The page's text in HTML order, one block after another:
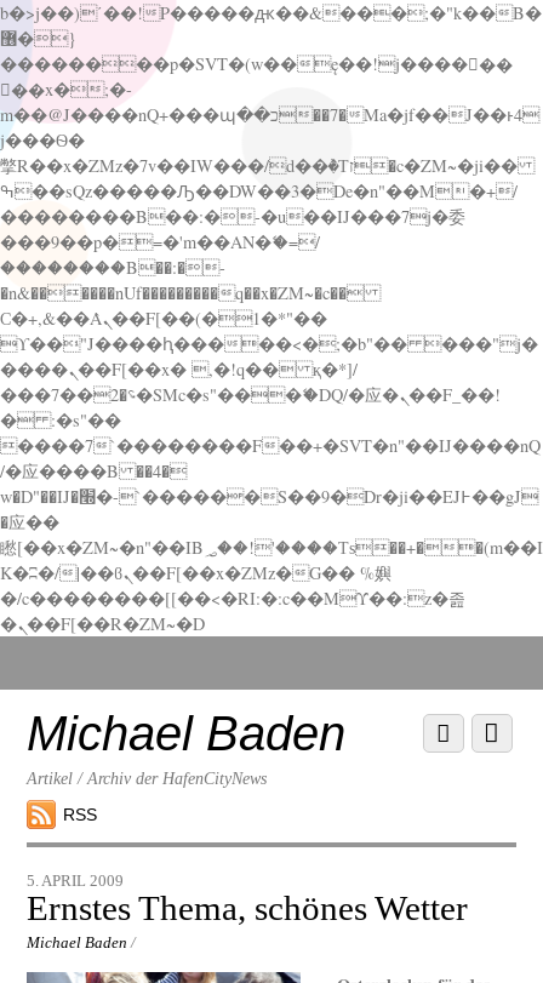
b�>j��)΄��!P�����ԫ��&���;�"k��B�
޶�}
��������p�SVT�(w��ę��!j������
��x�;�-
m��@J����nQ+���պ��כ��7�Ma�jf��J��ͱ4
j���Ѳ�
撆R��x�ZMz�7v��IW���/d��ٞ�Тז�c�ZM~�ji��
ߒ��sQz�����Ԡ��DW��3�De�n"��M�+/
��������B��:�-�u��IJ���7j�委
���9��p�=�'m��AN�ޭ�=/
��������B��:�-
�n&������nUf���������q��x�ZM~�c��
Ϲ�+,&��Ὰܢ��F[��(�1�*"��
ϒ��"J����ԧ�����<�;�b"�� ���"j�
����ܢ��F[��x� ,�!q�� қ�*]/
���؝�2��7�SMc�s"���ޭ�DQ/�应�ܢ��F_��!
� :�s"��
����7`��������F��+�SVT�n"��IJ����nQ
/�应����B ��4�
w�D"��IJ�׭�-`������S��9�Dr�ji��EJ߅��gJ
�应��
矁[��x�ZM~�n"��IB؃��!'����Тѕ��+��(m��I
K�ʭ�/|��ϐܢ��F[��x�ZMz�G�� %嬩
�/c��������[[��<�RI:�:c��MΎ��:z�졾
�ܢ��F[��R�ZM~�D
down
contentMichael Baden
Artikel / Archiv der HafenCityNews
RSS
Menu
Scroll
down
5. APRIL 2009
Ernstes Thema, schönes Wetter
Michael Baden /